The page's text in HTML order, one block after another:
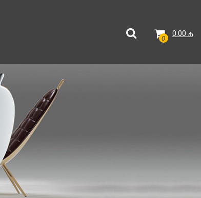
0.00 ₼
0